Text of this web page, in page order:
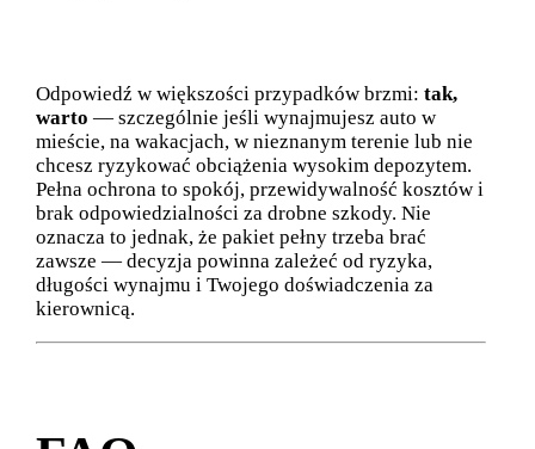
Odpowiedź w większości przypadków brzmi: tak,
warto — szczególnie jeśli wynajmujesz auto w
mieście, na wakacjach, w nieznanym terenie lub nie
chcesz ryzykować obciążenia wysokim depozytem.
Pełna ochrona to spokój, przewidywalność kosztów i
brak odpowiedzialności za drobne szkody. Nie
oznacza to jednak, że pakiet pełny trzeba brać
zawsze — decyzja powinna zależeć od ryzyka,
długości wynajmu i Twojego doświadczenia za
kierownicą.